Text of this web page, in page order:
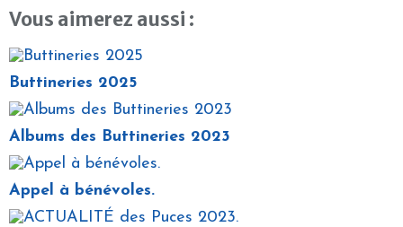
Vous aimerez aussi :
Buttineries 2025
Albums des Buttineries 2023
Appel à bénévoles.